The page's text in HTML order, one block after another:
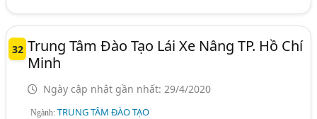
32 Trung Tâm Đào Tạo Lái Xe Nâng TP. Hồ Chí
Minh
Ngày cập nhật gần nhất: 29/4/2020
Ngành:TRUNG TÂM ĐÀO TẠO